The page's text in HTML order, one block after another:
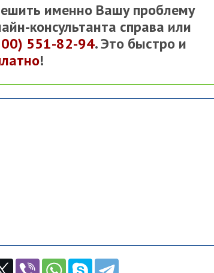
именно Вашу проблему
консультанта справа или
551-82-94. Это быстро и
!